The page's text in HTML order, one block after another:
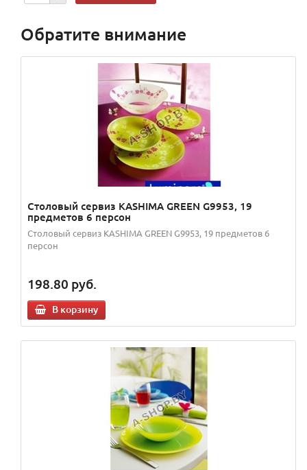
Обратите внимание
Столовый сервиз KASHIMA GREEN G9953, 19
предметов 6 персон
Столовый сервиз KASHIMA GREEN G9953, 19 предметов 6
персон
198.80 руб.
В корзину